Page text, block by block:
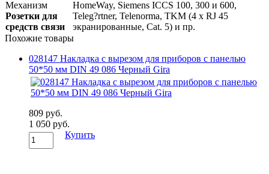
HomeWay, Siemens ICCS 100, 300 и 600,
Teleg?rtner, Telenorma, TKM (4 x RJ 45
экранированные, Cat. 5) и пр.
Механизм
Розетки для
средств связи
Похожие товары
028147 Накладка с вырезом для приборов с панелью
50*50 мм DIN 49 086 Черный Gira
809 руб.
1 050 руб.
Купить